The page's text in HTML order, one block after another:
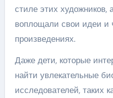
стиле этих художников,
воплощали свои идеи и
произведениях.
Даже дети, которые
найти увлекательные
исследователей, таких